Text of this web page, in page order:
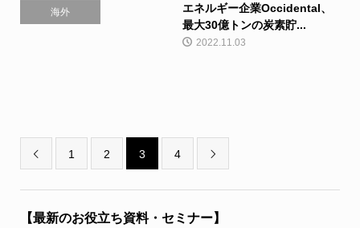
海外
エネルギー企業Occidental、
最大30億トンの炭素貯...
2022.11.03
 1 2 3 4 
【最新のお役立ち資料・セミナー】